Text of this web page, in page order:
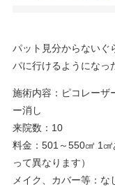
パット見分からないぐ
パに行けるようになっ
施術内容：ピコレー
ー消し
来院数：10
料金：501～550㎠ 1
って異なります）
メイク、カバー等：な